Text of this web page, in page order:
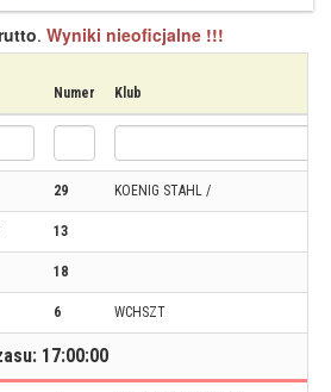
. Wyniki nieoficjalne !!!
Numer Klub
29 KOENIG STAHL /
13
18
6 WCHSZT
17:00:00